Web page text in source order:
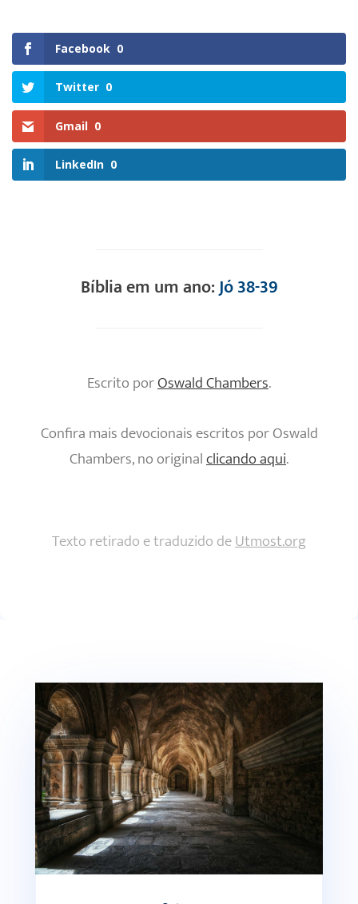
Facebook 0
Twitter 0
Gmail 0
LinkedIn 0
Bíblia em um ano:Jó 38-39
Escrito porOswald Chambers.
Confira mais devocionais escritos por Oswald
Chambers, no originalclicando aqui.
Texto retirado e traduzido deUtmost.org